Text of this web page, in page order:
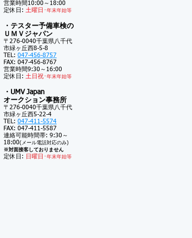
営業時間10:00～18:00
定休日: 土曜日･ 年末年始等
・テスター予備車検の
ＵＭＶジャパン
〒276-0040千葉県八千代
市緑ヶ丘西8-5-8
TEL: 047-456-8757
FAX: 047-456-8767
営業時間9:30～16:00
定休日: 土日祝･ 年末年始等
・UMV Japan
オークション事務所
〒276-0040千葉県八千代
市緑ヶ丘西5-22-4
TEL: 047-411-5574
FAX: 047-411-5587
連絡可能時間帯: 9:30～
18:00(メール電話対応のみ)
※対面接客しておりません
定休日: 日曜日･ 年末年始等